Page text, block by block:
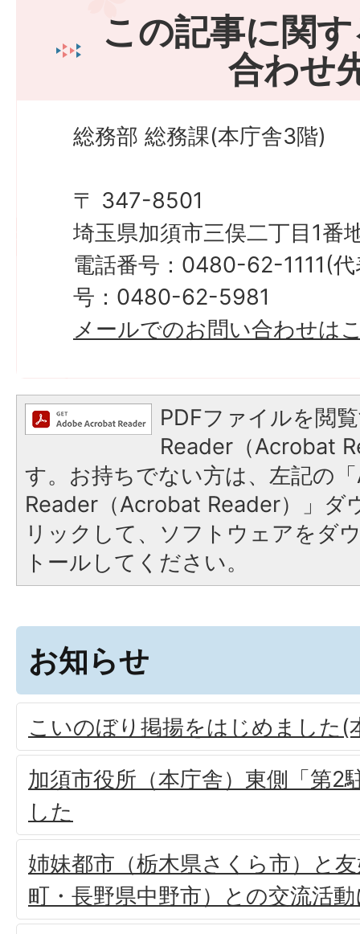
この記事に関
合わせ
総務部 総務課(本庁舎3階)
〒 347-8501
埼玉県加須市三俣二丁目1番
電話番号：0480-62-1111(
号：0480-62-5981
メールでのお問い合わせは
PDFファイルを閲
Reader（Acrobat
す。お持ちでない方は、左記の
Reader（Acrobat Reader）」ダ
リックして、ソフトウェアをダ
トールしてください。
お知らせ
こいのぼり掲揚をはじめました(
加須市役所（本庁舎）東側「第2
した
姉妹都市（栃木県さくら市）と
町・長野県中野市）との交流活